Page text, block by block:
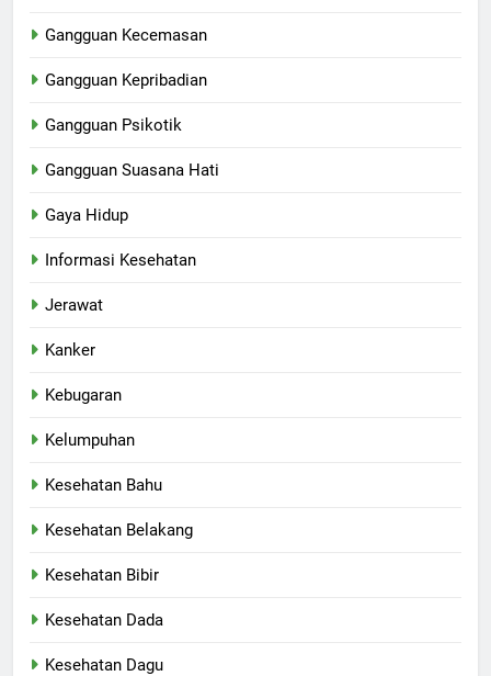
Gangguan Kecemasan
Gangguan Kepribadian
Gangguan Psikotik
Gangguan Suasana Hati
Gaya Hidup
Informasi Kesehatan
Jerawat
Kanker
Kebugaran
Kelumpuhan
Kesehatan Bahu
Kesehatan Belakang
Kesehatan Bibir
Kesehatan Dada
Kesehatan Dagu